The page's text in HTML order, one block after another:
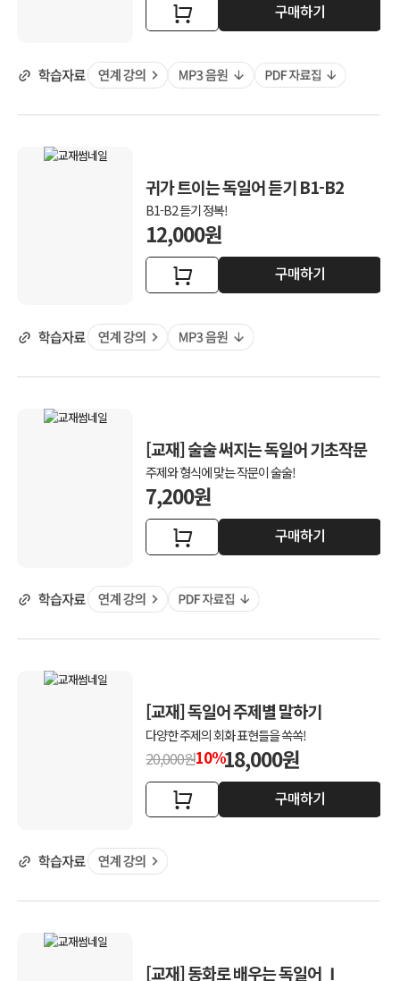
구매하기
귀가 트이는 독일어 듣기 B1-B2
B1-B2 듣기 정복!
12,000원
구매하기
[교재] 술술 써지는 독일어 기초작문
주제와 형식에 맞는 작문이 술술!
7,200원
구매하기
[교재] 독일어 주제별 말하기
다양한 주제의 회화 표현들을 쏙쏙!
20,000원10%18,000원
구매하기
[교재] 동화로 배우는 독일어 Ⅰ